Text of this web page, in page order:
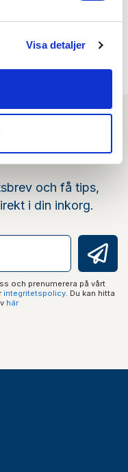
Visa detaljer
och få tips,
i din inkorg.
och prenumerera på vårt
integritetspolicy. Du kan hitta
här